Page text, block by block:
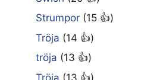
Strumpor (15 👍)
Tröja (14 👍)
tröja (13 👍)
Tröja (13 👍)